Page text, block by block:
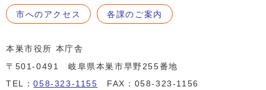
市へのアクセス 各課のご案内
本巣市役所 本庁舎
〒501-0491 岐阜県本巣市早野255番地
TEL：058-323-1155 FAX：058-323-1156